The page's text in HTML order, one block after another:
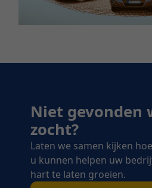
Niet gevonden
zocht?
Laten we samen kijken
u kunnen helpen uw
hart te laten groeien.